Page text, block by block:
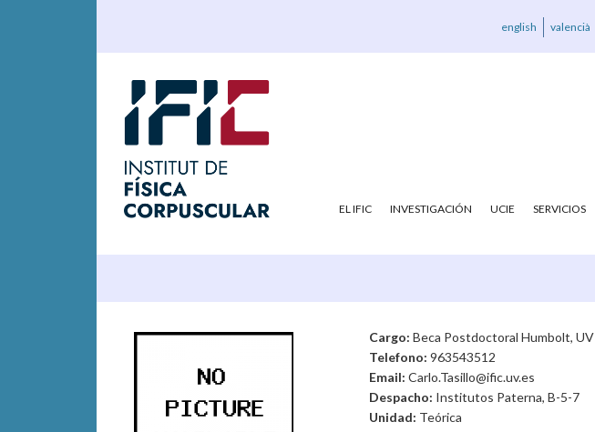
english valencià
EL IFIC INVESTIGACIÓN UCIE SERVICIOS
Cargo: Beca Postdoctoral Humbolt, UV
Telefono: 963543512
Email: Carlo.Tasillo@ific.uv.es
Despacho: Institutos Paterna, B-5-7
Unidad: Teórica